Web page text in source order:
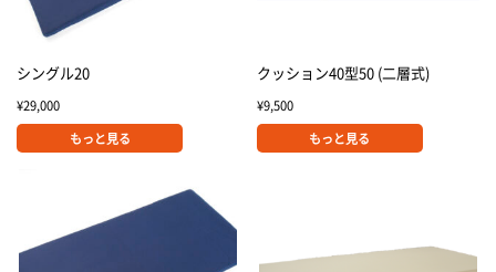
シングル20
¥29,000
クッション40型50 (二層式)
¥9,500